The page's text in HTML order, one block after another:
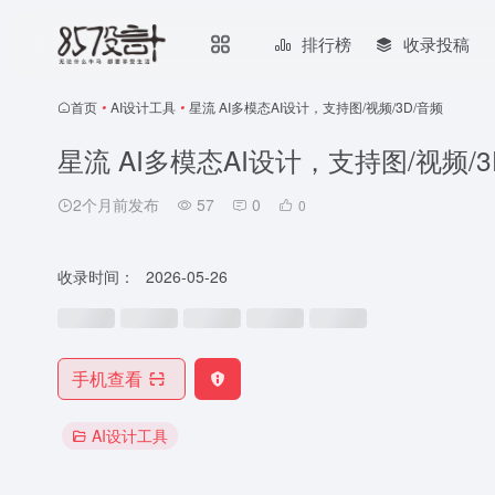
排行榜 收录投稿
首页 • AI设计工具 • 星流 AI多模态AI设计，支持图/视频/3D/音频
星流 AI多模态AI设计，支持图/视频/
2个月前发布 57 0 0
收录时间： 2026-05-26
手机查看
AI设计工具